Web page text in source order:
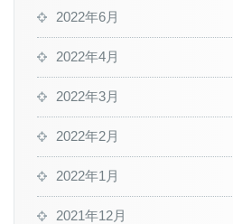
2022年6月
2022年4月
2022年3月
2022年2月
2022年1月
2021年12月